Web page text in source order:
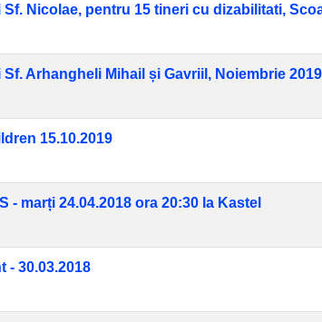
Nicolae, pentru 15 tineri cu dizabilitati,
Arhangheli Mihail și Gavriil, Noiembrie 2019
15.10.2019
marți 24.04.2018 ora 20:30 la Kastel
- 30.03.2018